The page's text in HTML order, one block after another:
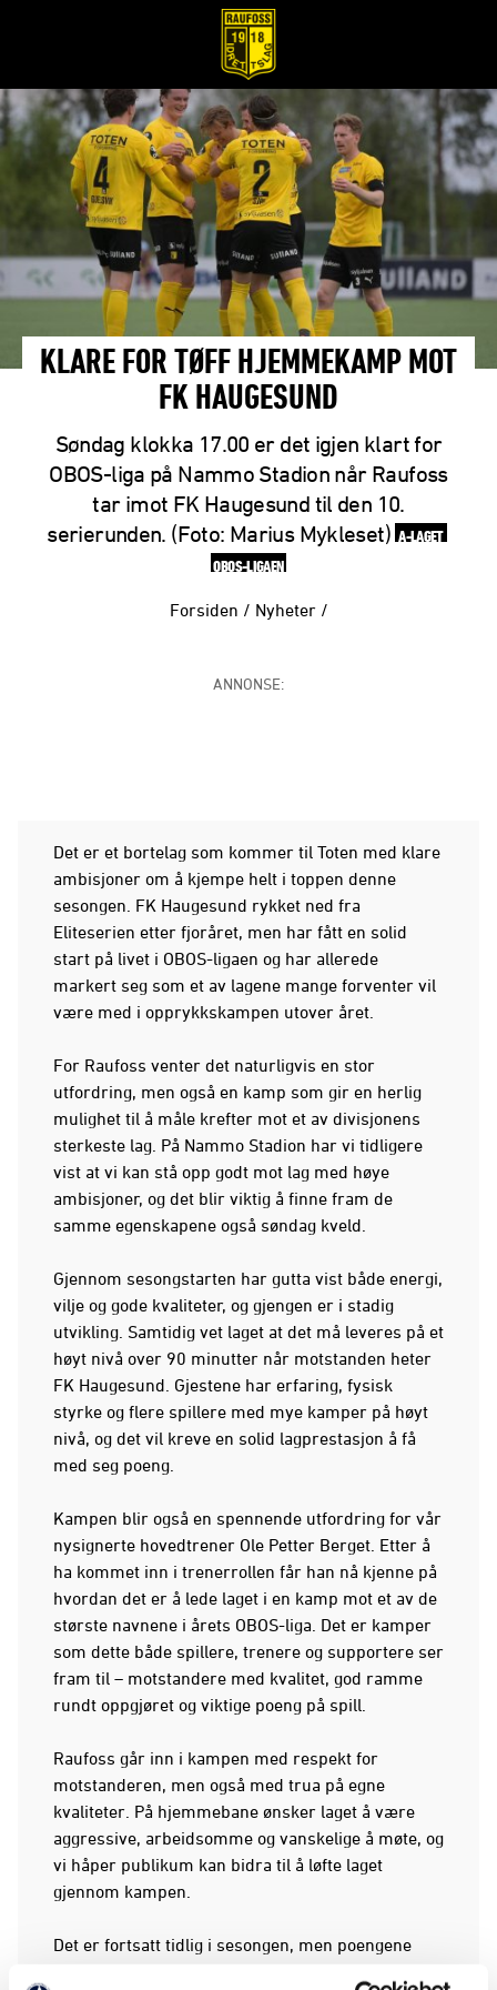
KLARE FOR TØFF HJEMMEKAMP MOT
FK HAUGESUND
Søndag klokka 17.00 er det igjen klart for
OBOS-liga på Nammo Stadion når Raufoss
tar imot FK Haugesund til den 10.
serierunden. (Foto: Marius Mykleset) A-LAGET
OBOS-LIGAEN
Forsiden / Nyheter /
ANNONSE:
Det er et bortelag som kommer til Toten med klare
ambisjoner om å kjempe helt i toppen denne
sesongen. FK Haugesund rykket ned fra
Eliteserien etter fjoråret, men har fått en solid
start på livet i OBOS-ligaen og har allerede
markert seg som et av lagene mange forventer vil
være med i opprykkskampen utover året.
For Raufoss venter det naturligvis en stor
utfordring, men også en kamp som gir en herlig
mulighet til å måle krefter mot et av divisjonens
sterkeste lag. På Nammo Stadion har vi tidligere
vist at vi kan stå opp godt mot lag med høye
ambisjoner, og det blir viktig å finne fram de
samme egenskapene også søndag kveld.
Gjennom sesongstarten har gutta vist både energi,
vilje og gode kvaliteter, og gjengen er i stadig
utvikling. Samtidig vet laget at det må leveres på et
høyt nivå over 90 minutter når motstanden heter
FK Haugesund. Gjestene har erfaring, fysisk
styrke og flere spillere med mye kamper på høyt
nivå, og det vil kreve en solid lagprestasjon å få
med seg poeng.
Kampen blir også en spennende utfordring for vår
nysignerte hovedtrener Ole Petter Berget. Etter å
ha kommet inn i trenerrollen får han nå kjenne på
hvordan det er å lede laget i en kamp mot et av de
største navnene i årets OBOS-liga. Det er kamper
som dette både spillere, trenere og supportere ser
fram til – motstandere med kvalitet, god ramme
rundt oppgjøret og viktige poeng på spill.
Raufoss går inn i kampen med respekt for
motstanderen, men også med trua på egne
kvaliteter. På hjemmebane ønsker laget å være
aggressive, arbeidsomme og vanskelige å møte, og
vi håper publikum kan bidra til å løfte laget
gjennom kampen.
Det er fortsatt tidlig i sesongen, men poengene